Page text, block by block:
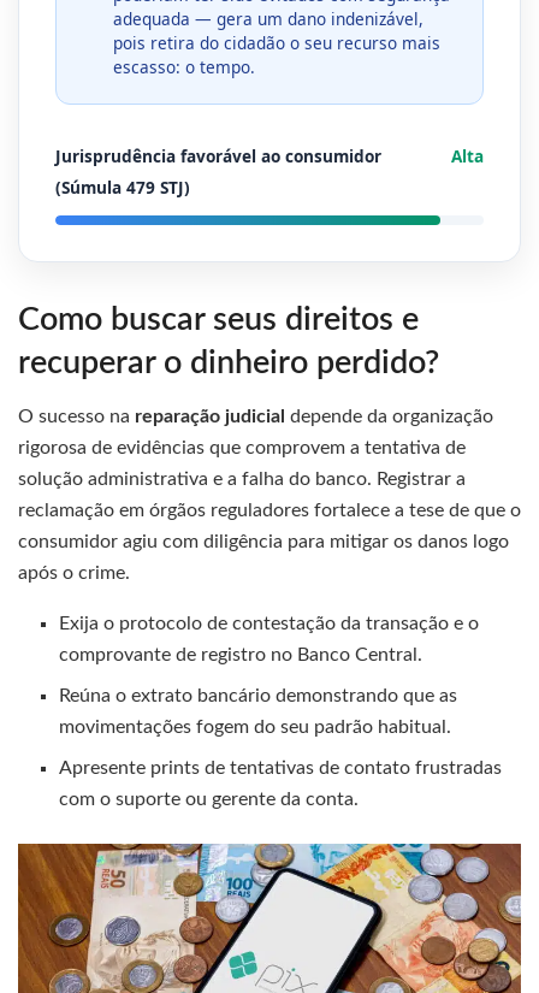
adequada — gera um dano indenizável,
pois retira do cidadão o seu recurso mais
escasso: o tempo.
Jurisprudência favorável ao consumidor
(Súmula 479 STJ)
Alta
Como buscar seus direitos e
recuperar o dinheiro perdido?
O sucesso na reparação judicial depende da organização
rigorosa de evidências que comprovem a tentativa de
solução administrativa e a falha do banco. Registrar a
reclamação em órgãos reguladores fortalece a tese de que o
consumidor agiu com diligência para mitigar os danos logo
após o crime.
Exija o protocolo de contestação da transação e o
comprovante de registro no Banco Central.
Reúna o extrato bancário demonstrando que as
movimentações fogem do seu padrão habitual.
Apresente prints de tentativas de contato frustradas
com o suporte ou gerente da conta.